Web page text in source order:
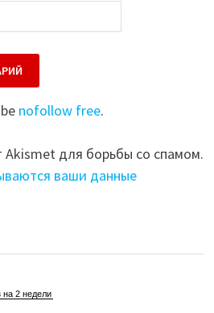
nofollow free.
Akismet для борьбы со спамом.
ваши данные